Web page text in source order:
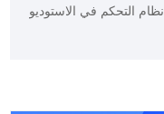
نظام التحكم في الاستوديو CNC بنظام تشغيل المقبض للتشغيل